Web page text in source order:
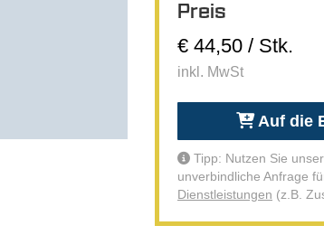
Preis
€ 44,50 / Stk.
inkl. MwSt
Auf die
Tipp: Nutzen Sie
unverbindliche Anfrage
Dienstleistungen (z.B.